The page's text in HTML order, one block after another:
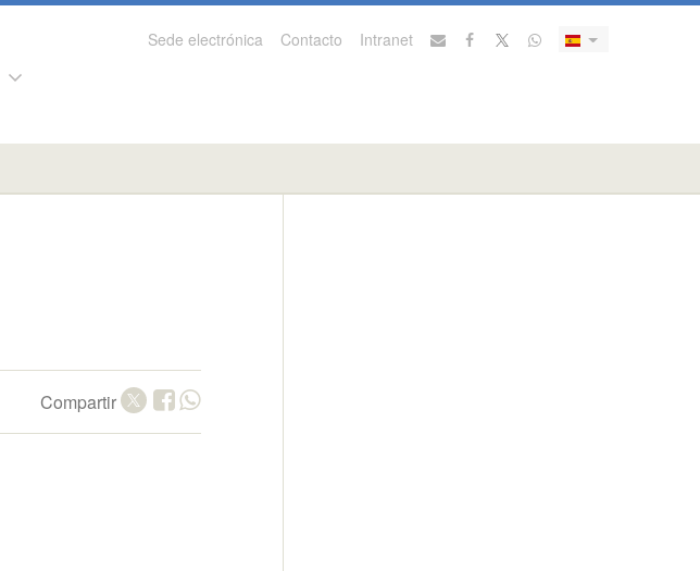
Sede electrónica Contacto Intranet
Compartir